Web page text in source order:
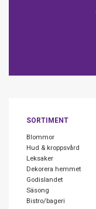
SORTIMENT
Blommor
Hud & kroppsvård
Leksaker
Dekorera hemmet
Godislandet
Säsong
Bistro/bageri